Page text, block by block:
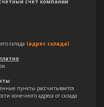
счет компании
склада (адрес склада)
пункты рассчитывается
конечного адреса от склада